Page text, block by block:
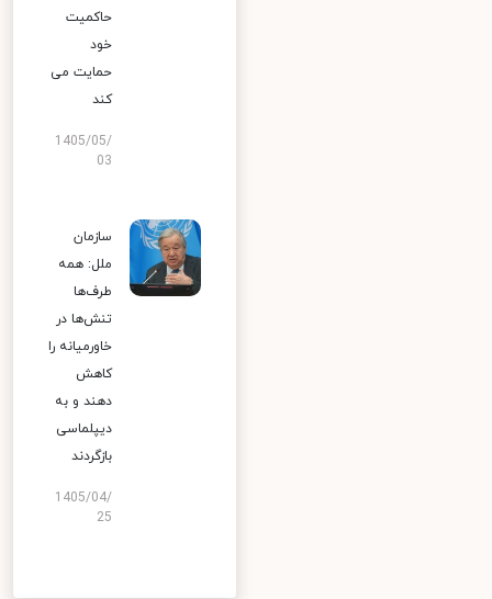
حاکمیت
خود
حمایت می
کند
1405/05/
03
سازمان
ملل: همه
طرف‌ها
تنش‌ها در
خاورمیانه را
کاهش
دهند و به
دیپلماسی
بازگردند
1405/04/
25